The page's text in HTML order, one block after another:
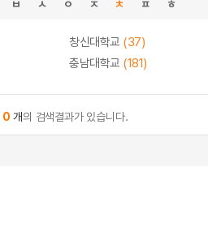
ㅂ ㅅ ㅇ ㅈ ㅊ ㅍ ㅎ
창신대학교 (37)
충남대학교 (181)
0 개의 검색결과가 있습니다.